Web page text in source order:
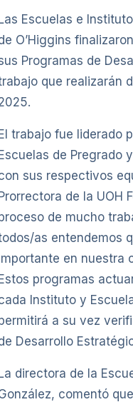
Escuelas e
O’Higgins
Programas de
que realizarán
trabajo fue liderado
de Pregrado
sus respectivos
de la UOH
de mucho
as entendemos
en nuestra
programas
Instituto y
a su vez
Desarrollo
directora de la
comentó